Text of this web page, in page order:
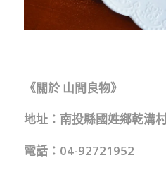
《關於 山間良物》
地址：南投縣國姓鄉乾溝
電話：04-92721952